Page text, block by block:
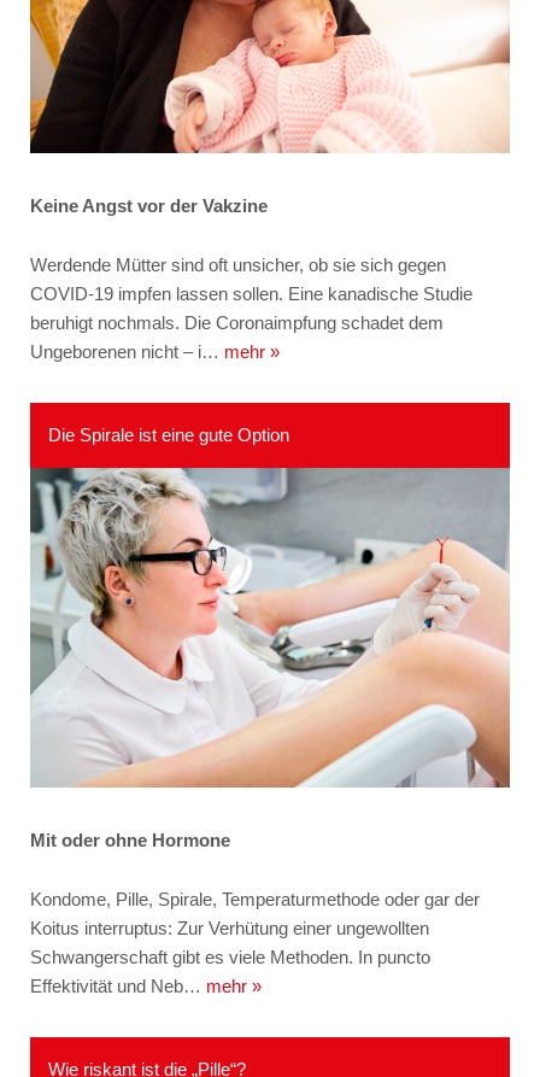
Keine Angst vor der Vakzine
Werdende Mütter sind oft unsicher, ob sie sich gegen
COVID-19 impfen lassen sollen. Eine kanadische Studie
beruhigt nochmals. Die Coronaimpfung schadet dem
Ungeborenen nicht – i… mehr »
Die Spirale ist eine gute Option
Mit oder ohne Hormone
Kondome, Pille, Spirale, Temperaturmethode oder gar der
Koitus interruptus: Zur Verhütung einer ungewollten
Schwangerschaft gibt es viele Methoden. In puncto
Effektivität und Neb… mehr »
Wie riskant ist die „Pille“?